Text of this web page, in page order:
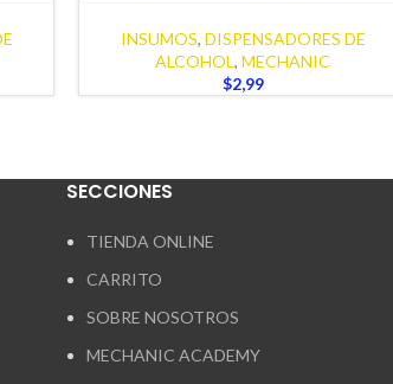
INSUMOS, DISPENSADORES DE
ALCOHOL, MECHANIC
$2,99
SECCIONES
TIENDA ONLINE
CARRITO
SOBRE NOSOTROS
MECHANIC ACADEMY